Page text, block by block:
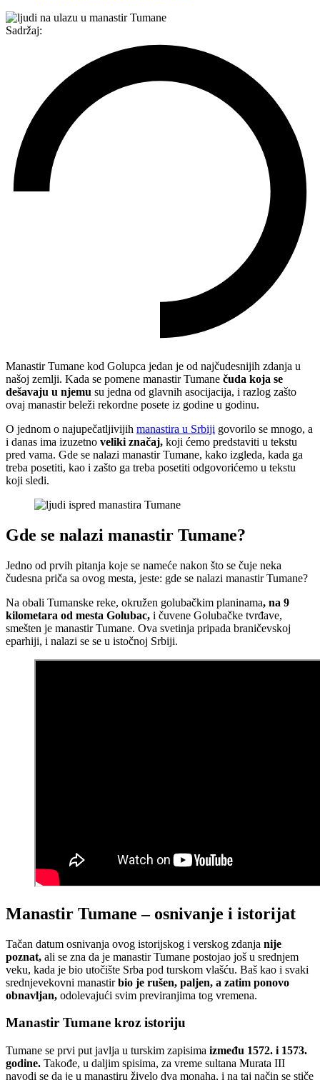
Sadržaj:
Manastir Tumane kod Golupca jedan je od najčudesnijih zdanja u
našoj zemlji. Kada se pomene manastir Tumane čuda koja se
dešavaju u njemu su jedna od glavnih asocijacija, i razlog zašto
ovaj manastir beleži rekordne posete iz godine u godinu.
O jednom o najupečatljivijih manastira u Srbiji govorilo se mnogo, a
i danas ima izuzetno veliki značaj, koji ćemo predstaviti u tekstu
pred vama. Gde se nalazi manastir Tumane, kako izgleda, kada ga
treba posetiti, kao i zašto ga treba posetiti odgovorićemo u tekstu
koji sledi.
Gde se nalazi manastir Tumane?
Jedno od prvih pitanja koje se nameće nakon što se čuje neka
čudesna priča sa ovog mesta, jeste: gde se nalazi manastir Tumane?
Na obali Tumanske reke, okružen golubačkim planinama, na 9
kilometara od mesta Golubac, i čuvene Golubačke tvrđave,
smešten je manastir Tumane. Ova svetinja pripada braničevskoj
eparhiji, i nalazi se se u istočnoj Srbiji.
Manastir Tumane – osnivanje i istorijat
Tačan datum osnivanja ovog istorijskog i verskog zdanja nije
poznat, ali se zna da je manastir Tumane postojao još u srednjem
veku, kada je bio utočište Srba pod turskom vlašću. Baš kao i svaki
srednjevekovni manastirbio je rušen, paljen, a zatim ponovo
obnavljan, odolevajući svim previranjima tog vremena.
Manastir Tumane kroz istoriju
Tumane se prvi put javlja u turskim zapisima između 1572. i 1573.
godine. Takođe, u daljim spisima, za vreme sultana Murata III
navodi se da je u manastiru živelo dva monaha, i na taj način se stiče